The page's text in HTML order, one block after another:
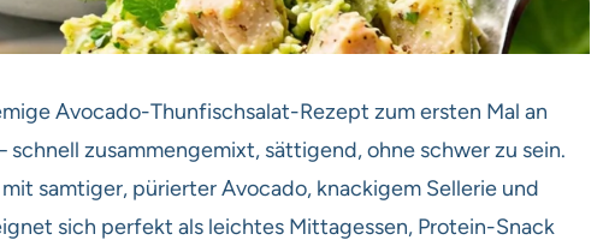
Avocado-Thunfischsalat-Rezept zum ersten Mal an
zusammengemixt, sättigend, ohne schwer zu sein.
samtiger, pürierter Avocado, knackigem Sellerie und
sich perfekt als leichtes Mittagessen, Protein-Snack